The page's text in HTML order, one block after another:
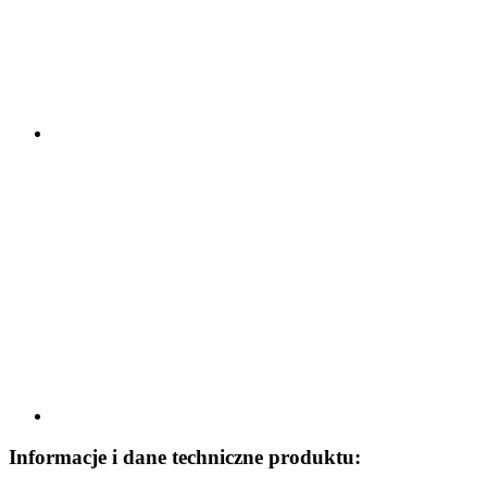
Informacje i dane techniczne produktu: